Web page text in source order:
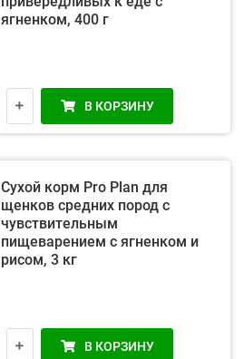
ягненком, 400 г
В КОРЗИНУ
Сухой корм Pro Plan для
щенков средних пород с
чувствительным
пищеварением с ягненком и
рисом, 3 кг
В КОРЗИНУ